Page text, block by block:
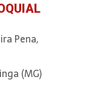
Pena,
(MG)